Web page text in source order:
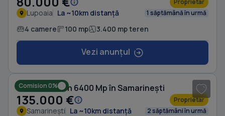
Proprietar
Lupoaia La ~10km distanță 1 săptămână în urmă
4 camere 100 mp 3.400 mp teren
Vezi anunțul
Comision 0%
Casă cu Teren 6400 Mp în Samarinești
135.000 € Proprietar
Samarinești La ~10km distanță 2 săptămâni în urmă